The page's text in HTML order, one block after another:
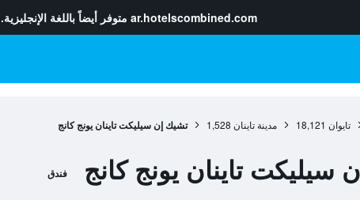
ar.hotelscombined.com متوفر أيضاً باللغة الإنجليزية.
تايوان 18,121 مدينة تاينان 1,528 تشيك إن سيليكت تاينان يونج كانج
سيليكت تاينان يونج كانج فندق